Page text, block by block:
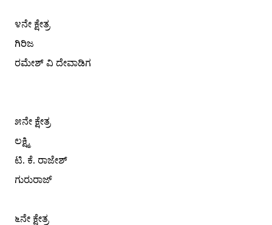
೪ನೇ ಕ್ಷೇತ್ರ
ಗಿರಿಜ
ರಮೇಶ್ ವಿ ದೇವಾಡಿಗ
೫ನೇ ಕ್ಷೇತ್ರ
ಲಕ್ಷ್ಮಿ
ಟಿ. ಕೆ. ರಾಜೇಶ್
ಗುರುರಾಜ್
೬ನೇ ಕ್ಷೇತ್ರ